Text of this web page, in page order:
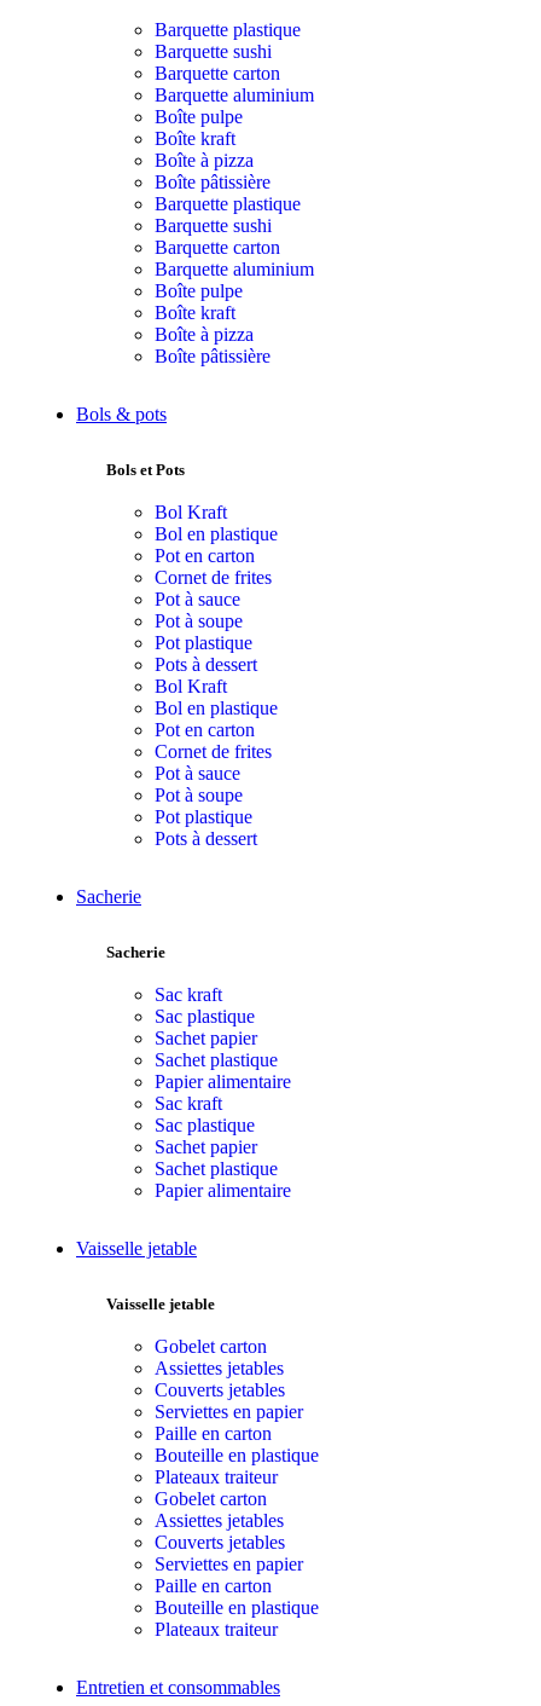
Barquette plastique
Barquette sushi
Barquette carton
Barquette aluminium
Boîte pulpe
Boîte kraft
Boîte à pizza
Boîte pâtissière
Barquette plastique
Barquette sushi
Barquette carton
Barquette aluminium
Boîte pulpe
Boîte kraft
Boîte à pizza
Boîte pâtissière
Bols & pots
Bols et Pots
Bol Kraft
Bol en plastique
Pot en carton
Cornet de frites
Pot à sauce
Pot à soupe
Pot plastique
Pots à dessert
Bol Kraft
Bol en plastique
Pot en carton
Cornet de frites
Pot à sauce
Pot à soupe
Pot plastique
Pots à dessert
Sacherie
Sacherie
Sac kraft
Sac plastique
Sachet papier
Sachet plastique
Papier alimentaire
Sac kraft
Sac plastique
Sachet papier
Sachet plastique
Papier alimentaire
Vaisselle jetable
Vaisselle jetable
Gobelet carton
Assiettes jetables
Couverts jetables
Serviettes en papier
Paille en carton
Bouteille en plastique
Plateaux traiteur
Gobelet carton
Assiettes jetables
Couverts jetables
Serviettes en papier
Paille en carton
Bouteille en plastique
Plateaux traiteur
Entretien et consommables